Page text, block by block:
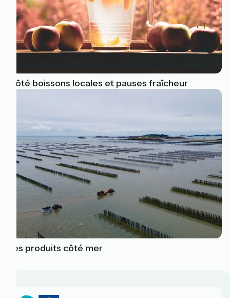
Côté boissons locales et pauses fraîcheur
Les produits côté mer